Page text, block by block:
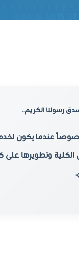
رسولنا الكريم..
عندما يكون
وتطويرها على
.